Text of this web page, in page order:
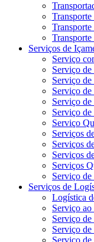
Serviços de
Serviço
Serviço
Serviço
Serviço
Serviço
Serviço
Serviço
Serviços
Serviços
Serviços
Serviços
Serviço
Serviços de
Logística
Serviço
Serviço
Serviço
Serviço